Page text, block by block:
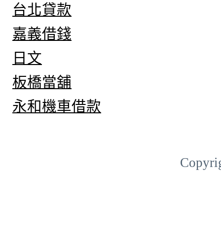
台北貸款
嘉義借錢
日文
板橋當舖
永和機車借款